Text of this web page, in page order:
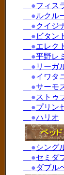
●フィス
●ルクル
●クイジ
● ビタン
●エレク
●平野レ
● リーガ
●イワタ
●サーモ
●ストゥ
●プリン
●ハリオ
●シング
●セミダ
●ダブル